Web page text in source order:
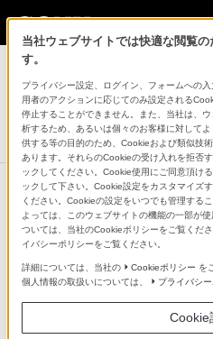
ヘッドホン
ワイヤレスノイズキャンセリングステレオヘッ
MDR-EX31BN
DISCONTINUED 生産完了
当社ウェブサイトでは快適な閲覧
す。
プライバシー設定、ログイン、フォームへの
用者のアクションに応じてのみ設定される
停止することができません。また、当社は、
析するため、あるいは個々のお客様に対して
供する等の目的のため、Cookieおよび類似技
あります。それらのCookieの受け入れを拒否
ックしてください。Cookie使用にご同意頂け
ックして下さい。Cookie設定をカスタマイズ
ください。Cookieの設定をいつでも管理する
よっては、このウェブサイトの機能の一部が
ついては、当社のCookieポリシーをご覧くだ
イバシーポリシーをご覧ください。
詳細については、当社の Cookieポリシー を
個人情報の取扱いについては、
プライバシ
Cookie